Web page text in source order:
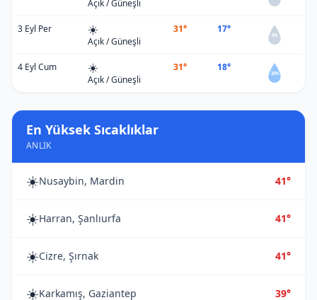
Açık / Güneşli
3 Eyl Per ☀️
Açık / Güneşli
31° 17°
0%
4 Eyl Cum ☀️
Açık / Güneşli
31° 18°
20%
En Yüksek Sıcaklıklar
ANLIK
☀️Nusaybin, Mardin 41°
☀️Harran, Şanlıurfa 41°
☀️Cizre, Şırnak 41°
☀️Karkamış, Gaziantep 39°